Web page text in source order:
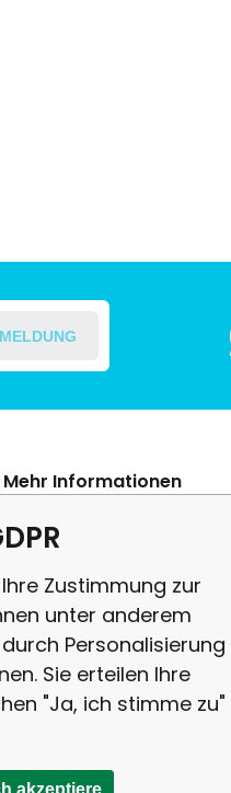
Mehr Informationen
Beschwerde
Rezension
Zustimmung zur
unter anderem
Personalisierung
Sie erteilen Ihre
"Ja, ich stimme zu"
akzeptiere